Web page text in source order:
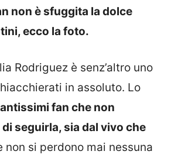
non è sfuggita la dolce
ecco la foto.
Rodriguez è senz’altro uno
in assoluto. Lo
fan che non
seguirla, sia dal vivo che
non si perdono mai nessuna